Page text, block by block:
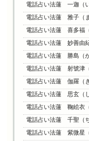
電話占い法蓮 一迦（
電話占い法蓮 雅子（
電話占い法蓮 喜多福
電話占い法蓮 妙善由
電話占い法蓮 勝島（
電話占い法蓮 射號津
電話占い法蓮 伽羅（
電話占い法蓮 思玄（
電話占い法蓮 鞠絵衣
電話占い法蓮 千聖（
電話占い法蓮 紫微星